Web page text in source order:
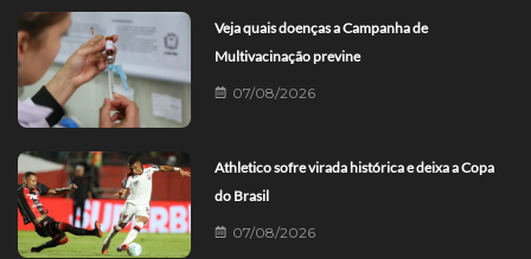
Veja quais doenças a Campanha de
Multivacinação previne
07/08/2026
Athletico sofre virada histórica e deixa a Copa
do Brasil
07/08/2026